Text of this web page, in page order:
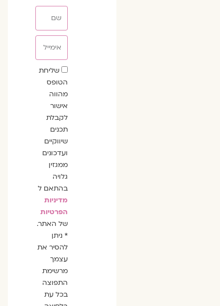
שדה
הסכמה
שליחת
הטופס
מהווה
אישור
לקבלת
תכנים
שיווקיים
ועדכונים
ממגזין
גלויה
בהתאם ל
מדיניות
הפרטיות
של האתר.
* ניתן
להסיר את
עצמך
מרשימת
התפוצה
בכל עת